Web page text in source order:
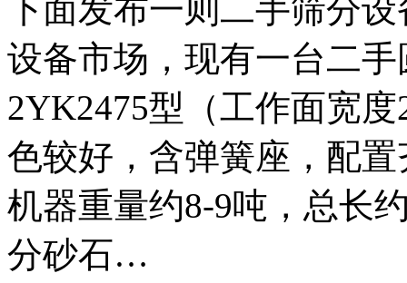
下面发布一则二手筛分
设备市场，现有一台二
2YK2475型（工作面宽
色较好，含弹簧座，配
机器重量约8-9吨，总长
分砂石…